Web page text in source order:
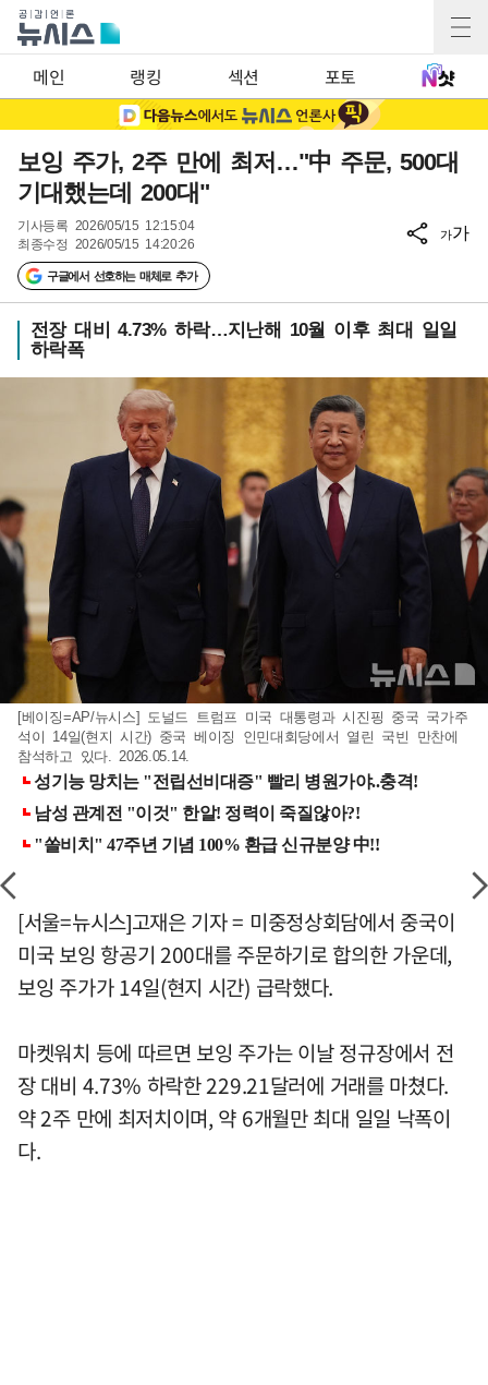
메인 랭킹 섹션 포토
보잉 주가, 2주 만에 최저…"中 주문, 500대
기대했는데 200대"
기사등록 2026/05/15 12:15:04
최종수정 2026/05/15 14:20:26
구글에서 선호하는 매체로 추가
가가
전장 대비 4.73% 하락…지난해 10월 이후 최대 일일
하락폭
[베이징=AP/뉴시스] 도널드 트럼프 미국 대통령과 시진핑 중국 국가주
석이 14일(현지 시간) 중국 베이징 인민대회당에서 열린 국빈 만찬에
참석하고 있다. 2026.05.14.
[서울=뉴시스]고재은 기자 = 미중정상회담에서 중국이
미국 보잉 항공기 200대를 주문하기로 합의한 가운데,
보잉 주가가 14일(현지 시간) 급락했다.
마켓워치 등에 따르면 보잉 주가는 이날 정규장에서 전
장 대비 4.73% 하락한 229.21달러에 거래를 마쳤다.
약 2주 만에 최저치이며, 약 6개월만 최대 일일 낙폭이
다.